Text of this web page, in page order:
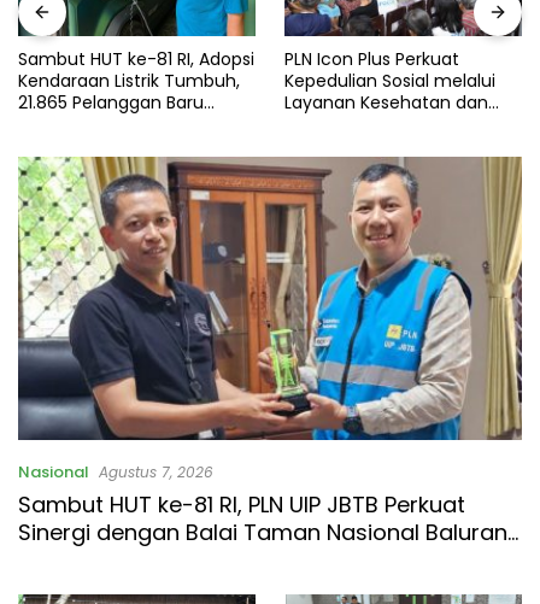
Sambut HUT ke-81 RI, Adopsi
Kendaraan Listrik Tumbuh,
21.865 Pelanggan Baru
I 2026
PLN Icon Plus Perkuat
Kepedulian Sosial melalui
Layanan Kesehatan dan
Nasional Agustus 7, 2026
Sambut HUT ke-81 RI, PLN UIP JBTB Perkuat
Sinergi dengan Balai Taman Nasional Baluran
Paiton–Watudodol/Kalipuro